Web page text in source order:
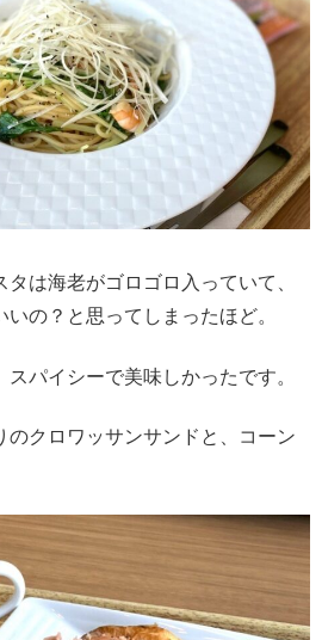
は海老がゴロゴロ入っていて、
の？と思ってしまったほど。
パイシーで美味しかったです。
のクロワッサンサンドと、コーン